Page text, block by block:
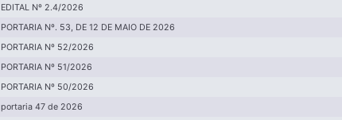
EDITAL Nº 2.4/2026
PORTARIA Nº. 53, DE 12 DE MAIO DE 2026
PORTARIA Nº 52/2026
PORTARIA Nº 51/2026
PORTARIA Nº 50/2026
portaria 47 de 2026